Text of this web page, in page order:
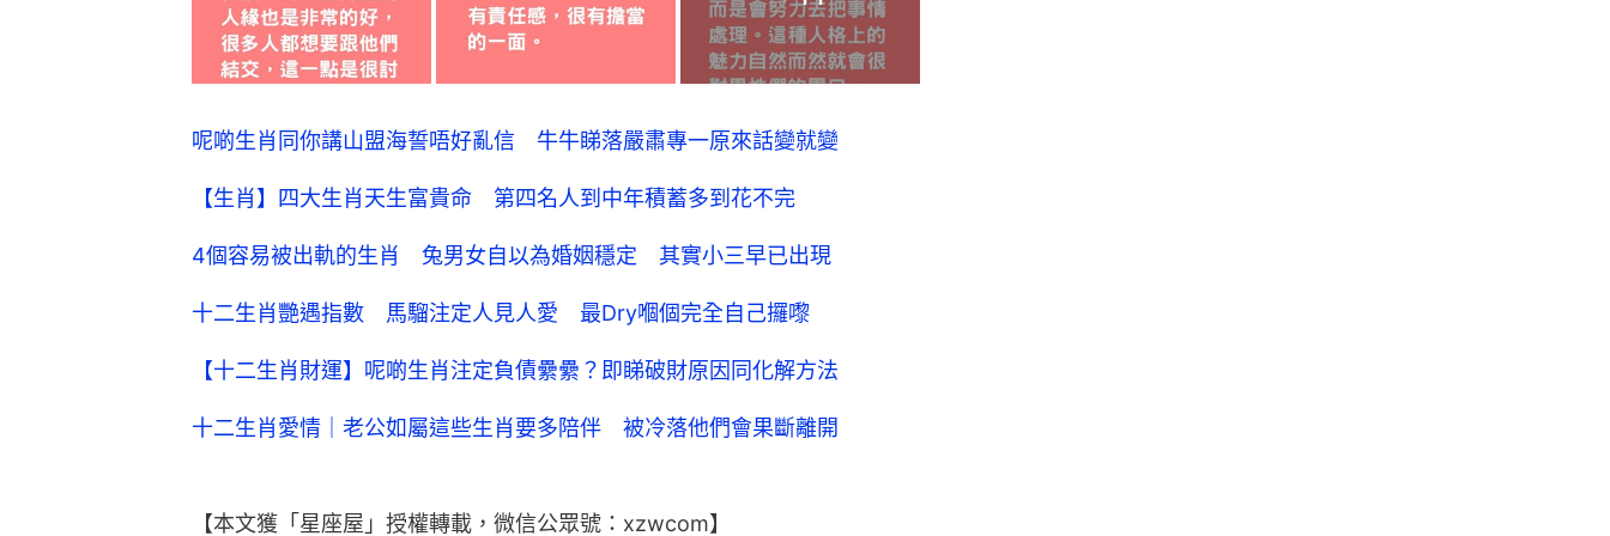
呢啲生肖同你講山盟海誓唔好亂信 牛牛睇落嚴肅專一原來話變就變
【生肖】四大生肖天生富貴命 第四名人到中年積蓄多到花不完
4個容易被出軌的生肖 兔男女自以為婚姻穩定 其實小三早已出現
十二生肖艷遇指數 馬騮注定人見人愛 最Dry嗰個完全自己攞嚟
【十二生肖財運】呢啲生肖注定負債纍纍？即睇破財原因同化解方法
十二生肖愛情｜老公如屬這些生肖要多陪伴 被冷落他們會果斷離開
【本文獲「星座屋」授權轉載，微信公眾號：xzwcom】